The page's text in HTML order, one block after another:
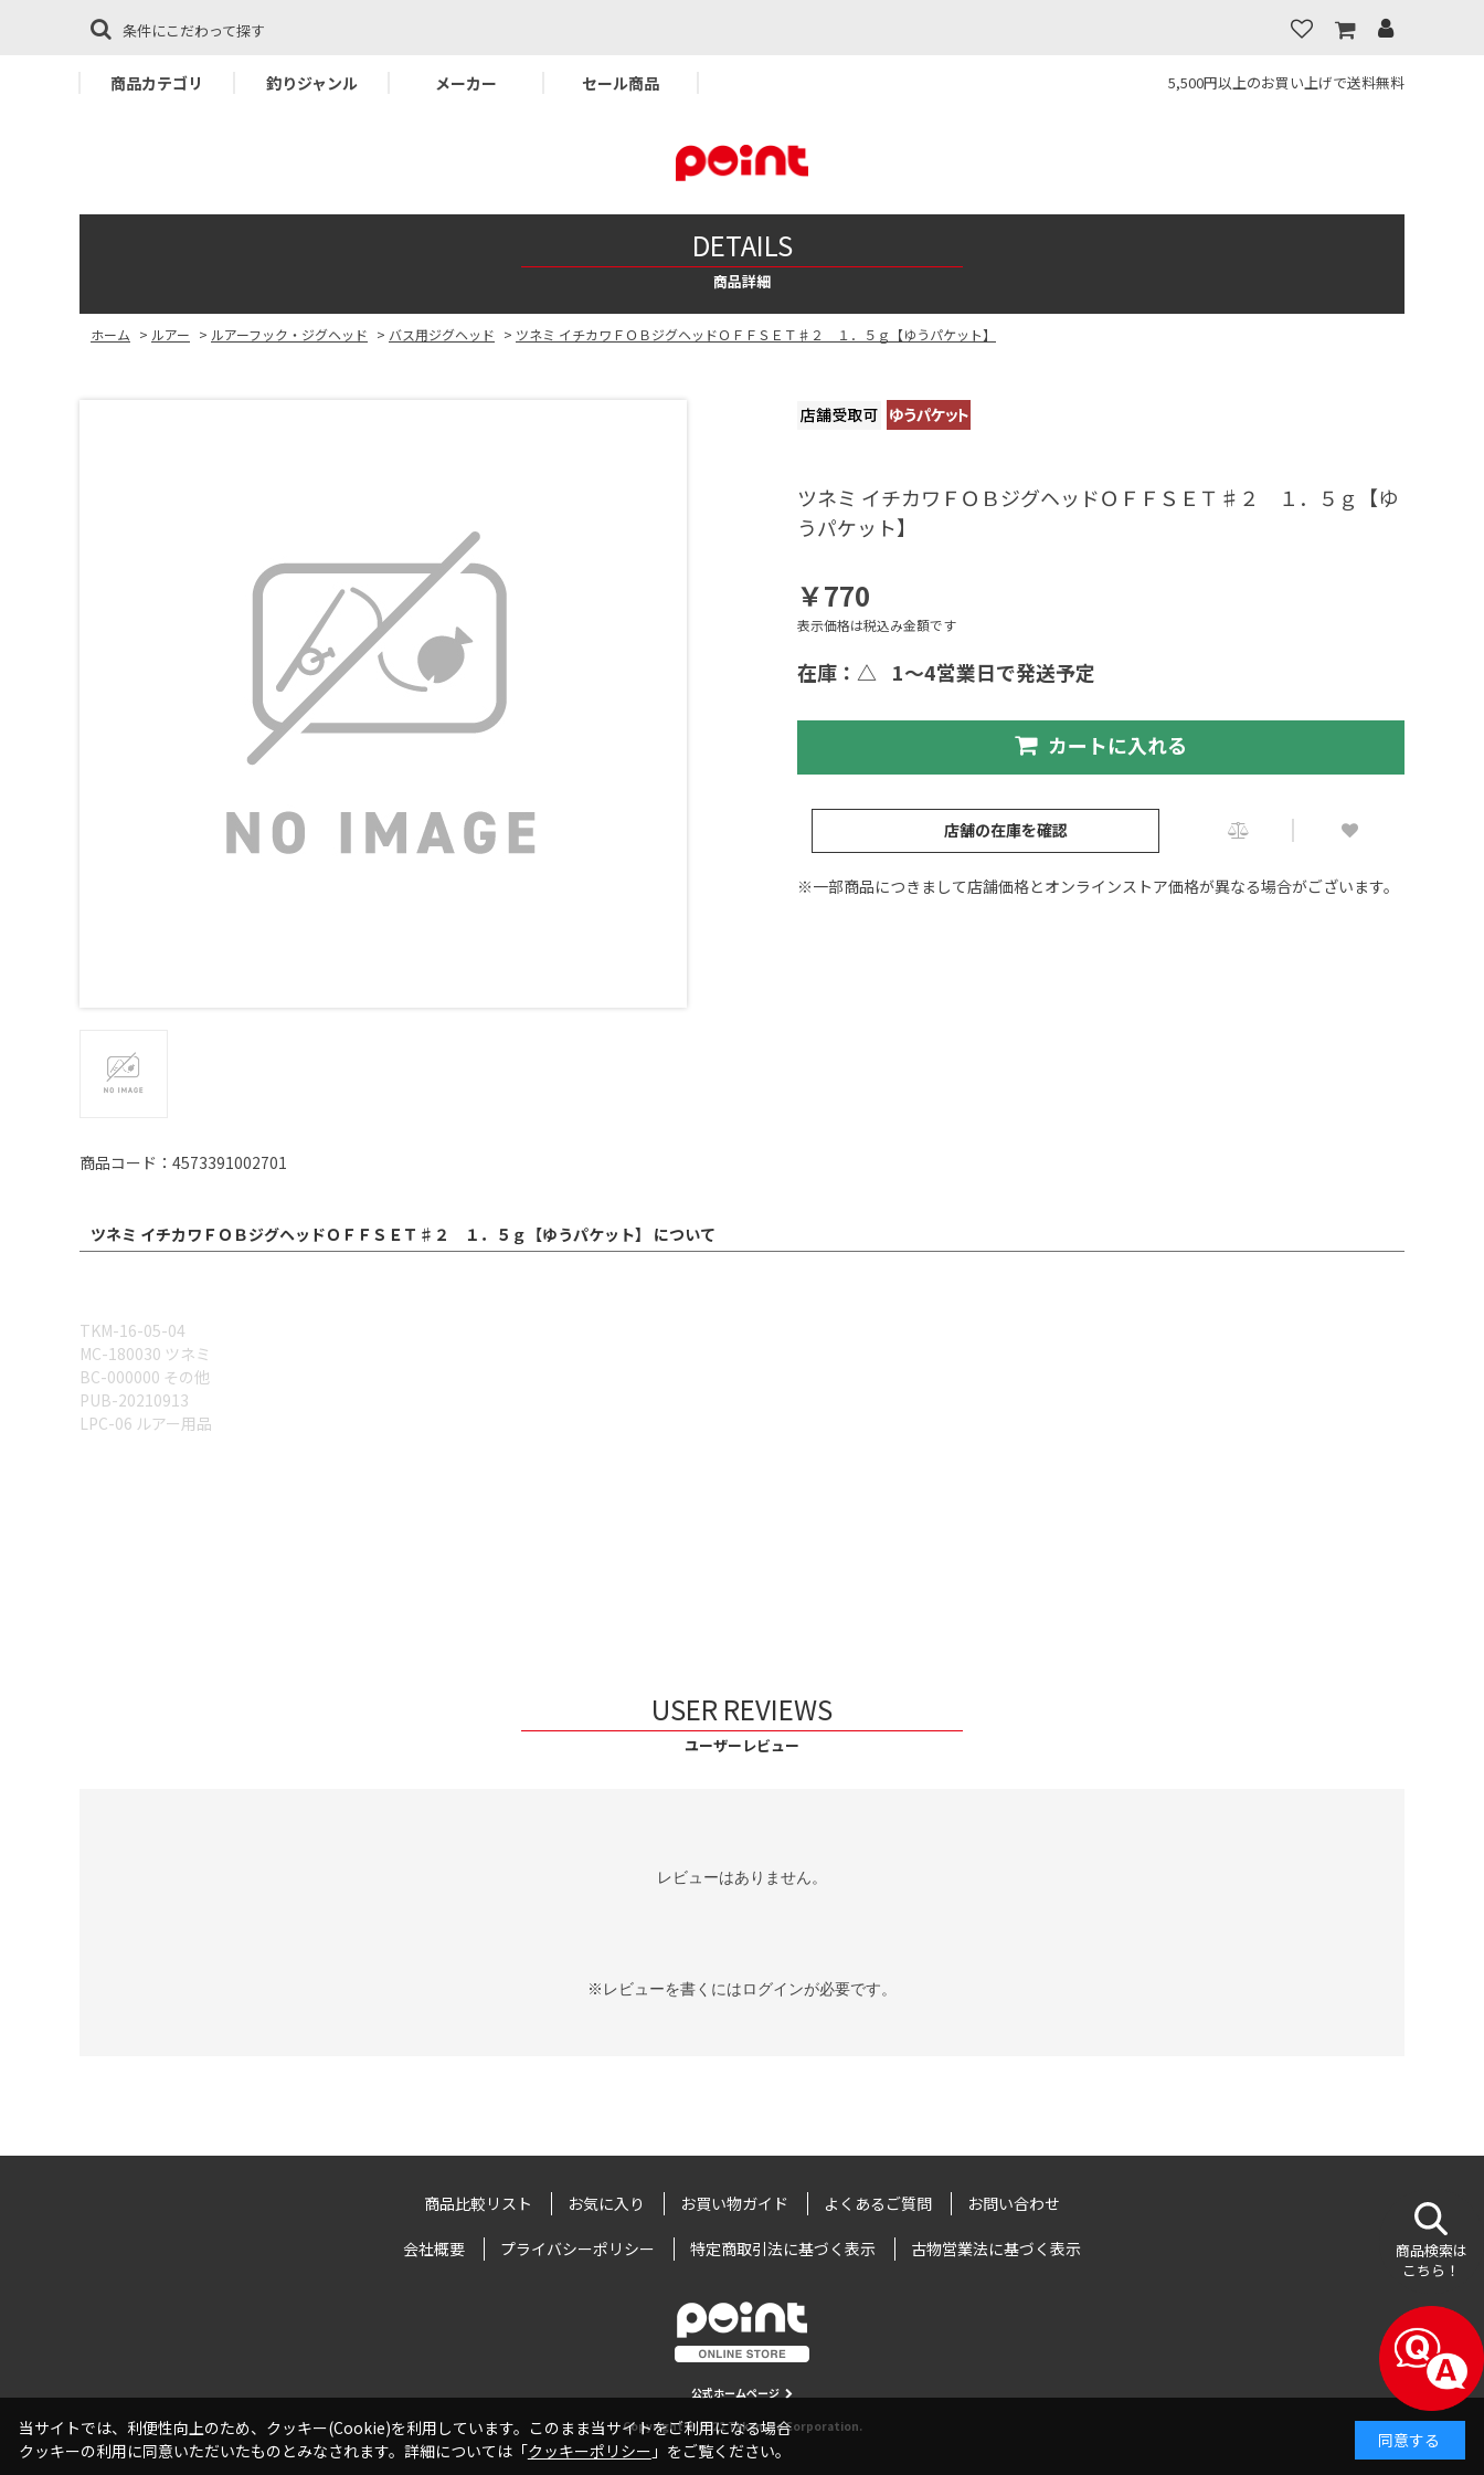
条件にこだわって探す
商品カテゴリ 釣りジャンル メーカー セール商品 5,500円以上のお買い上げで送料無料
DETAILS
商品詳細
ホーム > ルアー > ルアーフック・ジグヘッド > バス用ジグヘッド > ツネミ イチカワＦＯＢジグヘッドＯＦＦＳＥＴ♯２ １．５ｇ【ゆうパケット】
商品コード：4573391002701
ツネミ イチカワＦＯＢジグヘッドＯＦＦＳＥＴ♯２ １．５ｇ【ゆ
うパケット】
￥770
表示価格は税込み金額です
在庫：△ 1～4営業日で発送予定
カートに入れる
店舗の在庫を確認
※一部商品につきまして店舗価格とオンラインストア価格が異なる場合がございます。
ツネミ イチカワＦＯＢジグヘッドＯＦＦＳＥＴ♯２ １．５ｇ【ゆうパケット】 について
TKM-16-05-04
MC-180030 ツネミ
BC-000000 その他
PUB-20210913
LPC-06 ルアー用品
USER REVIEWS
ユーザーレビュー
レビューはありません。
※レビューを書くにはログインが必要です。
商品比較リスト お気に入り お買い物ガイド よくあるご質問 お問い合わせ
会社概要 プライバシーポリシー 特定商取引法に基づく表示 古物営業法に基づく表示
公式ホームページ
Copyright © 2022 Takamiya Corporation.
商品検索は
こちら！
当サイトでは、利便性向上のため、クッキー(Cookie)を利用しています。このまま当サイトをご利用になる場合
クッキーの利用に同意いただいたものとみなされます。詳細については「クッキーポリシー 」をご覧ください。
同意する